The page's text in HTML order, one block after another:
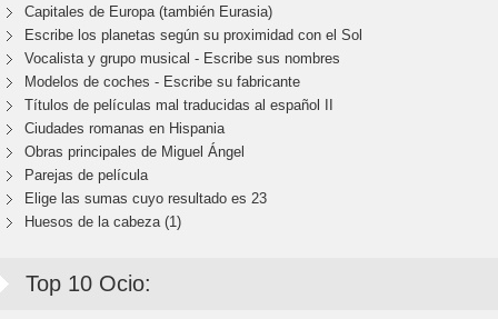
Capitales de Europa (también Eurasia)
Escribe los planetas según su proximidad con el Sol
Vocalista y grupo musical - Escribe sus nombres
Modelos de coches - Escribe su fabricante
Títulos de películas mal traducidas al español II
Ciudades romanas en Hispania
Obras principales de Miguel Ángel
Parejas de película
Elige las sumas cuyo resultado es 23
Huesos de la cabeza (1)
Top 10 Ocio: